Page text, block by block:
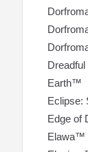
Earth™
Eclipse:
Edge of
Elawa™